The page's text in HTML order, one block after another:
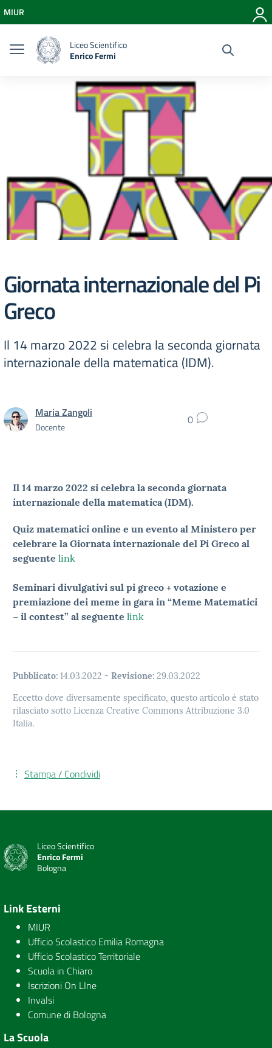
Vai al menu di navigazione
Vai al footer
MIUR
Liceo Scientifico
Enrico Fermi
Giornata internazionale del Pi
Greco
Il 14 marzo 2022 si celebra la seconda giornata
internazionale della matematica (IDM).
Maria Zangoli
Docente 0
Il 14 marzo 2022 si celebra la seconda giornata
internazionale della matematica (IDM).
Quiz matematici online e un evento al Ministero per
celebrare la Giornata internazionale del Pi Greco al
seguente link
Seminari divulgativi sul pi greco + votazione e
premiazione dei meme in gara in “Meme Matematici
– il contest” al seguente link
Pubblicato: 14.03.2022 - Revisione: 29.03.2022
Eccetto dove diversamente specificato, questo articolo è stato
rilasciato sotto Licenza Creative Commons Attribuzione 3.0
Italia.
Stampa / Condividi
Liceo Scientifico
Enrico Fermi
Bologna
Link Esterni
MIUR
Ufficio Scolastico Emilia Romagna
Ufficio Scolastico Territoriale
Scuola in Chiaro
Iscrizioni On LIne
Invalsi
Comune di Bologna
La Scuola